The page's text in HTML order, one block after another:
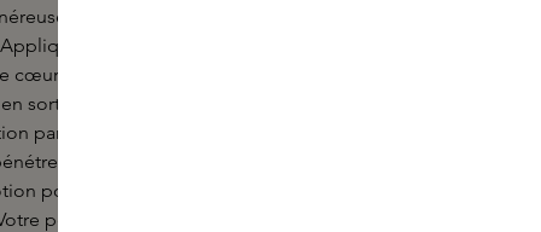
de la lotion pour le corps et
le lait par mouvements
cœur. Cela permet non seulement
sorte que les principes actifs
particulière aux zones sèches
complètement avant de
pour le corps et la crème pour
peau restera ainsi hydratée et